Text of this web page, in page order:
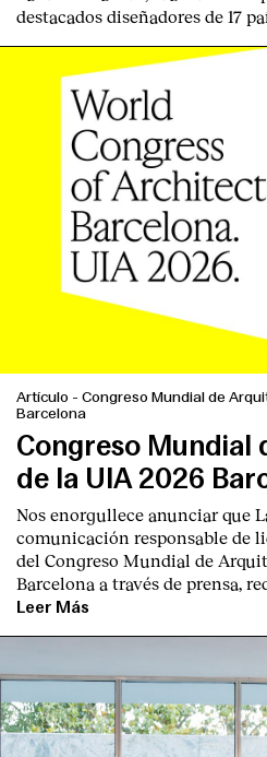
destacados diseñadores de 17
Artículo - Congreso Mundial de
Barcelona
Congreso Mundial
de la UIA 2026
Nos enorgullece anunciar que
comunicación responsable de
del Congreso Mundial de
Barcelona a través de prensa,
Leer Más